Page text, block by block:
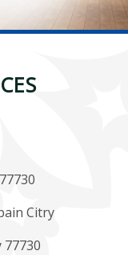
Citry